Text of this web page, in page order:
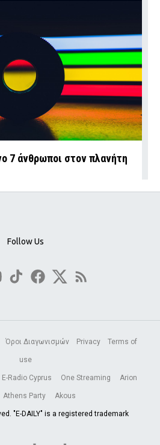
7 άνθρωποι στον πλανήτη
Follow Us
Όροι Διαγωνισμών Privacy Terms of
use
E-Radio Cyprus One Streaming Arion
Athens Party Akous
"E-DAILY" is a registered trademark